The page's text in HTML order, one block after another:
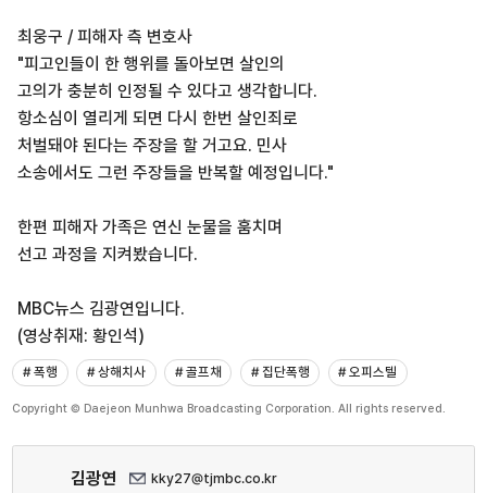
최웅구 / 피해자 측 변호사
"피고인들이 한 행위를 돌아보면 살인의
고의가 충분히 인정될 수 있다고 생각합니다.
항소심이 열리게 되면 다시 한번 살인죄로
처벌돼야 된다는 주장을 할 거고요. 민사
소송에서도 그런 주장들을 반복할 예정입니다."
한편 피해자 가족은 연신 눈물을 훔치며
선고 과정을 지켜봤습니다.
MBC뉴스 김광연입니다.
(영상취재: 황인석)
# 폭행 # 상해치사 # 골프채 # 집단폭행 # 오피스텔
Copyright © Daejeon Munhwa Broadcasting Corporation. All rights reserved.
김광연 kky27@tjmbc.co.kr